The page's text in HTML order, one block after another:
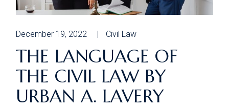
December 19, 2022 Civil Law
THE LANGUAGE OF
THE CIVIL LAW BY
URBAN A. LAVERY